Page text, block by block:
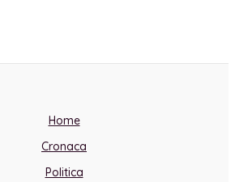
Home
Cronaca
Politica